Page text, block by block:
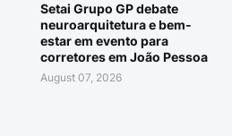
Setai Grupo GP debate
neuroarquitetura e bem-
estar em evento para
corretores em João Pessoa
August 07, 2026